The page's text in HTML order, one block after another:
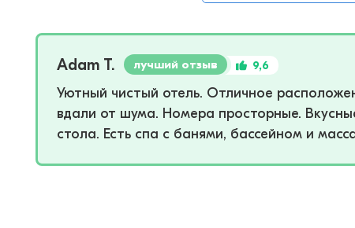
Adam T. лучший отзыв 9,6
Уютный чистый отель. Отличное
вдали от шума. Номера просторные.
стола. Есть спа с банями, бассейном и